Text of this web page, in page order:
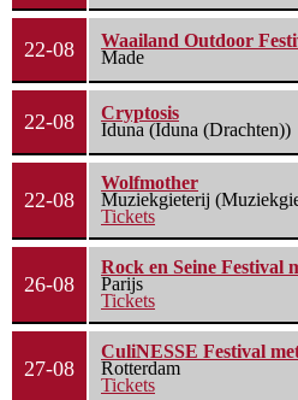
22-08
Waailand Outdoor
Made
22-08
Cryptosis
Iduna (Iduna (Drachten))
22-08
Wolfmother
Muziekgieterij
Tickets
26-08
Rock en Seine Festival
Parijs
Tickets
27-08
CuliNESSE Festival
Rotterdam
Tickets